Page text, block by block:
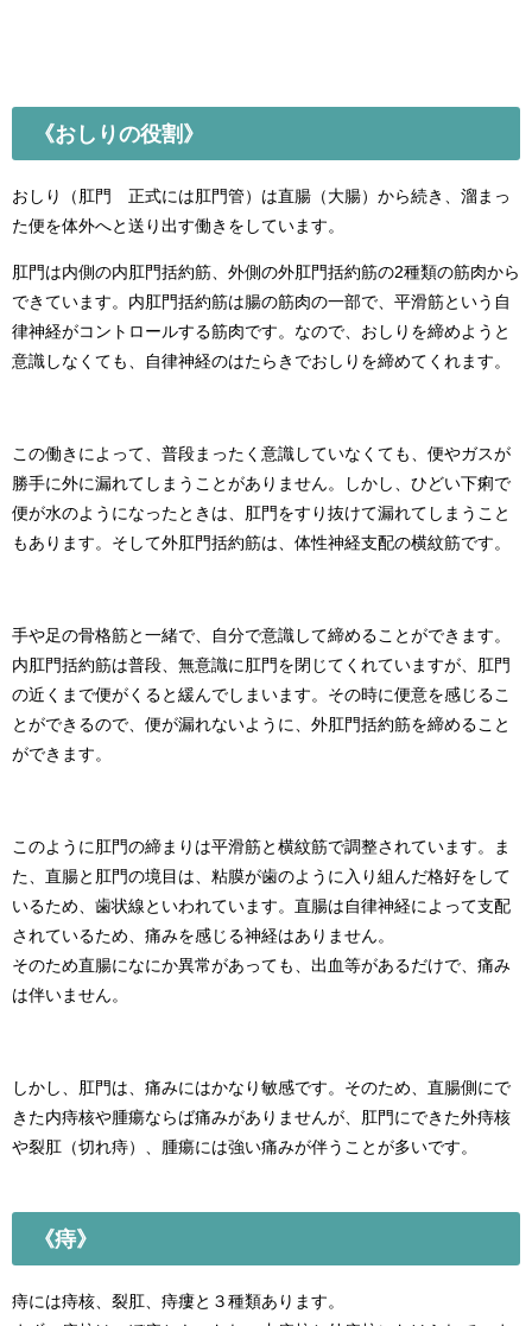
《おしりの役割》
おしり（肛門 正式には肛門管）は直腸（大腸）から続き、溜まっ
た便を体外へと送り出す働きをしています。
肛門は内側の内肛門括約筋、外側の外肛門括約筋の2種類の筋肉から
できています。内肛門括約筋は腸の筋肉の一部で、平滑筋という自
律神経がコントロールする筋肉です。なので、おしりを締めようと
意識しなくても、自律神経のはたらきでおしりを締めてくれます。
この働きによって、普段まったく意識していなくても、便やガスが
勝手に外に漏れてしまうことがありません。しかし、ひどい下痢で
便が水のようになったときは、肛門をすり抜けて漏れてしまうこと
もあります。そして外肛門括約筋は、体性神経支配の横紋筋です。
手や足の骨格筋と一緒で、自分で意識して締めることができます。
内肛門括約筋は普段、無意識に肛門を閉じてくれていますが、肛門
の近くまで便がくると緩んでしまいます。その時に便意を感じるこ
とができるので、便が漏れないように、外肛門括約筋を締めること
ができます。
このように肛門の締まりは平滑筋と横紋筋で調整されています。ま
た、直腸と肛門の境目は、粘膜が歯のように入り組んだ格好をして
いるため、歯状線といわれています。直腸は自律神経によって支配
されているため、痛みを感じる神経はありません。
そのため直腸になにか異常があっても、出血等があるだけで、痛み
は伴いません。
しかし、肛門は、痛みにはかなり敏感です。そのため、直腸側にで
きた内痔核や腫瘍ならば痛みがありませんが、肛門にできた外痔核
や裂肛（切れ痔）、腫瘍には強い痛みが伴うことが多いです。
《痔》
痔には痔核、裂肛、痔瘻と３種類あります。